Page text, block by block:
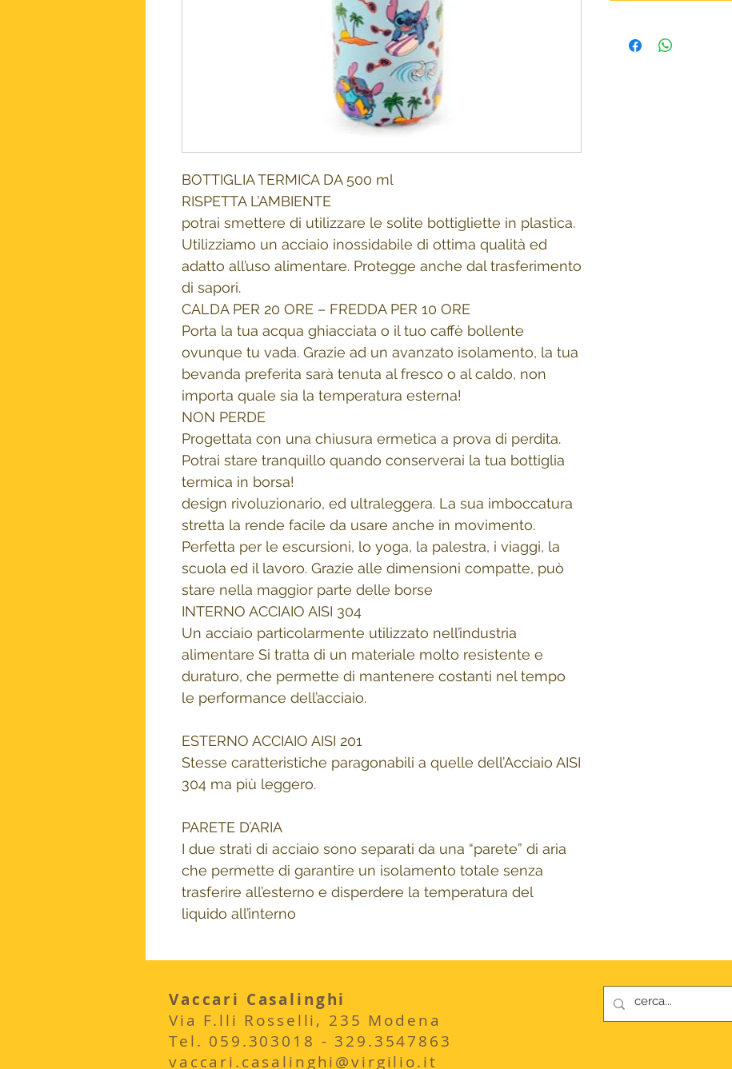
BOTTIGLIA TERMICA DA 500 ml
RISPETTA L’AMBIENTE
potrai smettere di utilizzare le solite bottigliette in plastica.
Utilizziamo un acciaio inossidabile di ottima qualità ed
adatto all’uso alimentare. Protegge anche dal trasferimento
di sapori.
CALDA PER 20 ORE – FREDDA PER 10 ORE
Porta la tua acqua ghiacciata o il tuo caffè bollente
ovunque tu vada. Grazie ad un avanzato isolamento, la tua
bevanda preferita sarà tenuta al fresco o al caldo, non
importa quale sia la temperatura esterna!
NON PERDE
Progettata con una chiusura ermetica a prova di perdita.
Potrai stare tranquillo quando conserverai la tua bottiglia
termica in borsa!
design rivoluzionario, ed ultraleggera. La sua imboccatura
stretta la rende facile da usare anche in movimento.
Perfetta per le escursioni, lo yoga, la palestra, i viaggi, la
scuola ed il lavoro. Grazie alle dimensioni compatte, può
stare nella maggior parte delle borse
INTERNO ACCIAIO AISI 304
Un acciaio particolarmente utilizzato nell’industria
alimentare Si tratta di un materiale molto resistente e
duraturo, che permette di mantenere costanti nel tempo
le performance dell’acciaio.
ESTERNO ACCIAIO AISI 201
Stesse caratteristiche paragonabili a quelle dell’Acciaio AISI
304 ma più leggero.
PARETE D’ARIA
I due strati di acciaio sono separati da una “parete” di aria
che permette di garantire un isolamento totale senza
trasferire all’esterno e disperdere la temperatura del
liquido all’interno
Vaccari Casalinghi
Via F.lli Rosselli, 235 Modena
​Tel. 059.303018 - 329.3547863
vaccari.casalinghi@virgilio.it